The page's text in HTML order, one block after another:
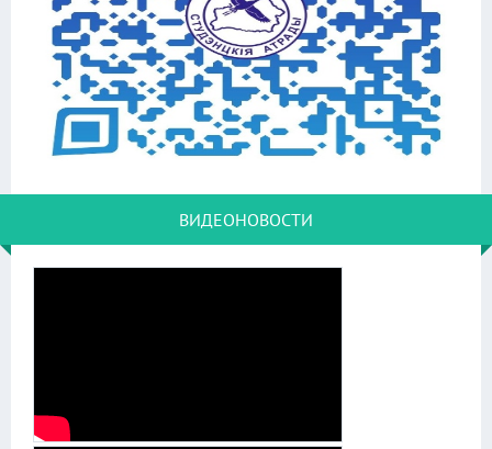
ВИДЕОНОВОСТИ